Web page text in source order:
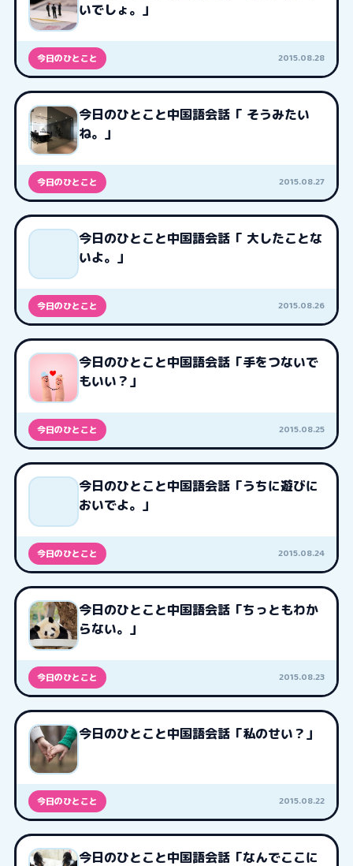
いでしょ。」
今日のひとこと 2015.08.28
今日のひとこと中国語会話「 そうみたい
ね。」
今日のひとこと 2015.08.27
今日のひとこと中国語会話「 大したことな
いよ。」
今日のひとこと 2015.08.26
今日のひとこと中国語会話「手をつないで
もいい？」
今日のひとこと 2015.08.25
今日のひとこと中国語会話「うちに遊びに
おいでよ。」
今日のひとこと 2015.08.24
今日のひとこと中国語会話「ちっともわか
らない。」
今日のひとこと 2015.08.23
今日のひとこと中国語会話「私のせい？」
今日のひとこと 2015.08.22
今日のひとこと中国語会話「なんでここに